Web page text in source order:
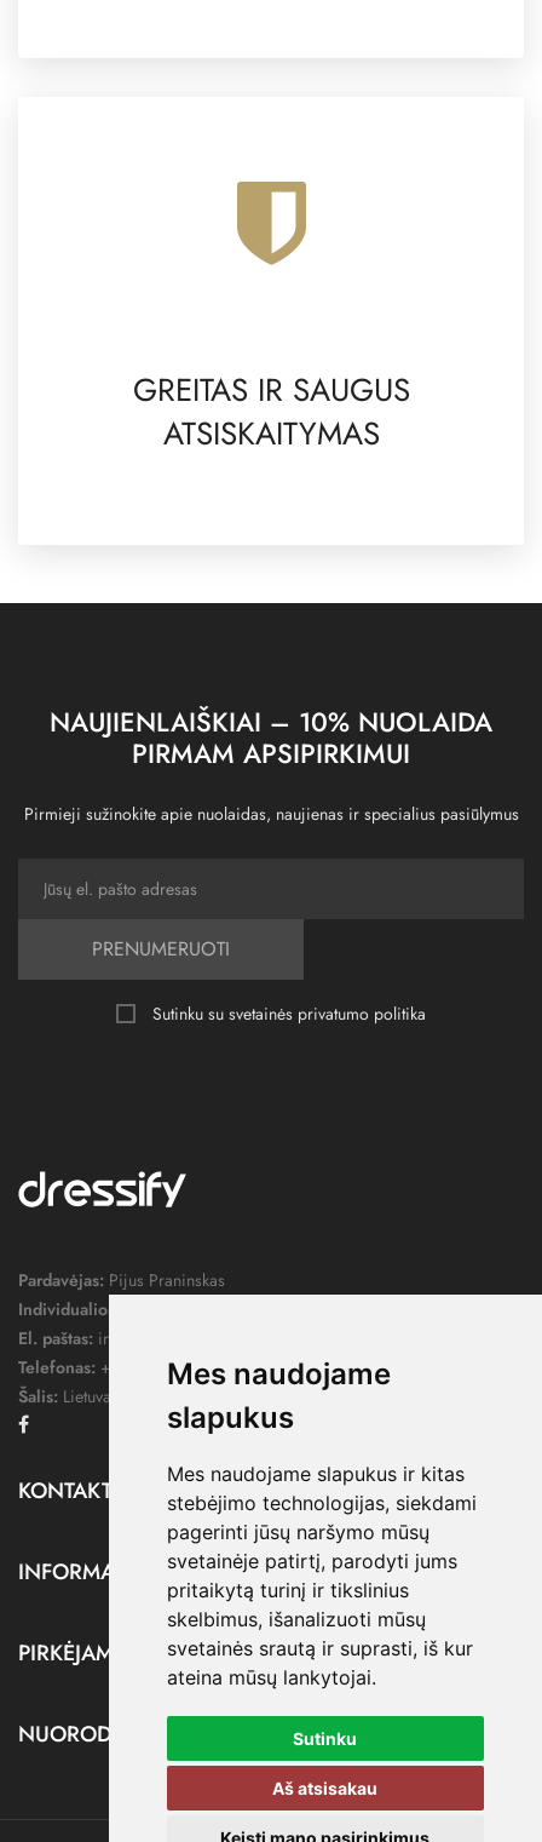
Mes naudojame
slapukus
Mes naudojame slapukus ir kitas
stebėjimo technologijas, siekdami
pagerinti jūsų naršymo mūsų
svetainėje patirtį, parodyti jums
pritaikytą turinį ir tikslinius
skelbimus, išanalizuoti mūsų
svetainės srautą ir suprasti, iš kur
ateina mūsų lankytojai.
Sutinku
Aš atsisakau
Keisti mano pasirinkimus
GREITAS IR SAUGUS
ATSISKAITYMAS
NAUJIENLAIŠKIAI – 10% NUOLAIDA
PIRMAM APSIPIRKIMUI
Pirmieji sužinokite apie nuolaidas, naujienas ir specialius pasiūlymus
PRENUMERUOTI
Sutinku su svetainės privatumo politika
Pardavėjas: Pijus Praninskas
Individualios veiklos pažymos nr.:
El. paštas: info@dressify.lt
Telefonas: +370 676 78578
Šalis: Lietuva
KONTAKTAI
INFORMACIJA
PIRKĖJAMS
NUORODOS